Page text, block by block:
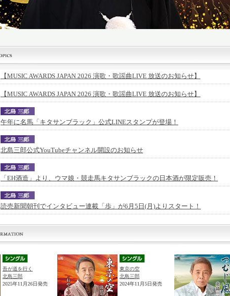
【MUSIC AWARDS JAPAN 2026 演歌・歌謡曲LIVE 放送のお知らせ】
【MUSIC AWARDS JAPAN 2026 演歌・歌謡曲LIVE 放送のお知らせ】
午年に名馬「キタサンブラック」公式LINEスタンプが登場！
北島三郎公式YouTubeチャンネル開設のお知らせ
「EH酒造」より、ウマ娘・競走馬キタサンブラックの日本酒が限定販売！
読売新聞朝刊でインタビュー連載「歩」が6月5日(月)よりスタート！
吾が道を行く
北島三郎
2025年11月26日発売
東京の空
北島三郎
2024年11月5日発売